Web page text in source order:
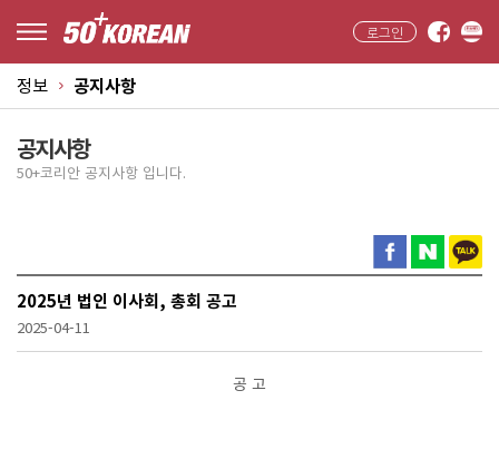
로그인
정보 공지사항
공지사항
50+코리안 공지사항 입니다.
2025년 법인 이사회, 총회 공고
2025-04-11
공 고